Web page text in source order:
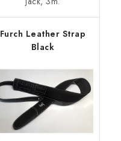
Furch Leather Strap
Black